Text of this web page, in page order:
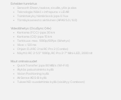
Esteiden tunnistus
• Sensorit: Eteen, taakse, sivuille, ylös ja alas
• Teknologia: Näkö + infrapuna + LiDAR
• Toimintakyky hämärässä: jopa 0.1 lux
• Törmäyksenesto: aktiivinen (APAS 5.0 / 6.0)
Videolähetys (OcuSync O4+)
• Kantama (FCC): jopa 30 km
• Kantama (CE): jopa 15 km
• Tarkkuus: max. 1080p/60fps (lähetys)
• Viive: < 120 ms
• Ohjain: DJI RC 2 tai RC Pro 2 (Combo)
• Näyttö: RC 2: 5.5” 1080p, RC Pro 2: 7” Mini-LED, 2000 nit
Muut ominaisuudet
• QuickTransfer: jopa 80 MB/s (Wi-Fi 6)
• Älykäs paluutoiminto: kyllä
• Vision Positioning: kyllä
• AirSense ADS-B: kyllä
• Tukee ND-suodattimia: kyllä (sisältyy Comboon)